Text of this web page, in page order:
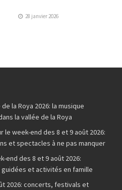
28 janvier 2026
la Roya 2026: la musique
la vallée de la Roya
le week-end des 8 et 9 août 2026:
et spectacles à ne pas manquer
end des 8 et 9 août 2026:
et activités en famille
2026: concerts, festivals et